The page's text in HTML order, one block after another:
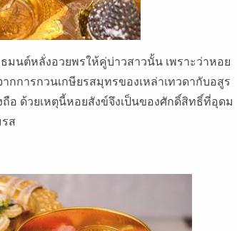
นต์หลั่งอวยพรให้คู่บ่าวสาวนั้น เพราะว่าหอย
กการกวนเกษียรสมุทรของเหล่าเทวดากับอสูร
อ ด้วยเหตุนี้หอยสังข์จึงเป็นของศักดิ์สิทธิ์ที่อุดม
ส